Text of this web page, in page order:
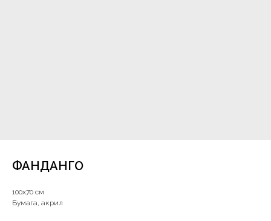
ФАНДАНГО
100х70 см
Бумага, акрил